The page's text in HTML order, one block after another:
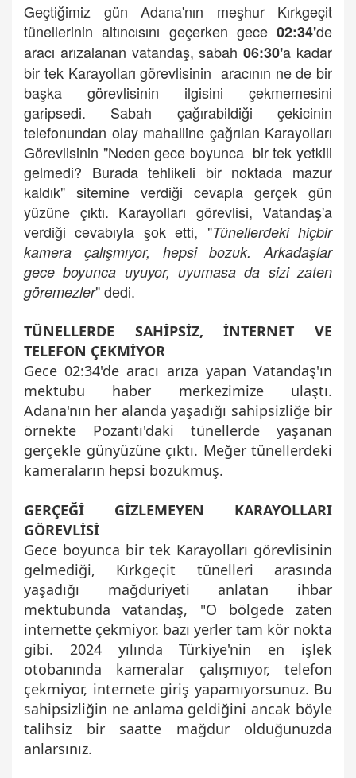
Geçtiğimiz gün Adana'nın meşhur Kırkgeçit
tünellerinin altıncısını geçerken gece 02:34'de
aracı arızalanan vatandaş, sabah06:30'a kadar
bir tek Karayolları görevlisinin aracının ne de bir
başka görevlisinin ilgisini çekmemesini
garipsedi. Sabah çağırabildiği çekicinin
telefonundan olay mahalline çağrılan Karayolları
Görevlisinin "Neden gece boyunca bir tek yetkili
gelmedi? Burada tehlikeli bir noktada mazur
kaldık" sitemine verdiği cevapla gerçek gün
yüzüne çıktı. Karayolları görevlisi, Vatandaş'a
verdiği cevabıyla şok etti, "Tünellerdeki hiçbir
kamera çalışmıyor, hepsi bozuk. Arkadaşlar
gece boyunca uyuyor, uyumasa da sizi zaten
göremezler" dedi.
TÜNELLERDE SAHİPSİZ, İNTERNET VE
TELEFON ÇEKMİYOR
Gece 02:34'de aracı arıza yapan Vatandaş'ın
mektubu haber merkezimize ulaştı.
Adana'nın her alanda yaşadığı sahipsizliğe bir
örnekte Pozantı'daki tünellerde yaşanan
gerçekle günyüzüne çıktı. Meğer tünellerdeki
kameraların hepsi bozukmuş.
GERÇEĞİ GİZLEMEYEN KARAYOLLARI
GÖREVLİSİ
Gece boyunca bir tek Karayolları görevlisinin
gelmediği, Kırkgeçit tünelleri arasında
yaşadığı mağduriyeti anlatan ihbar
mektubunda vatandaş, "O bölgede zaten
internette çekmiyor. bazı yerler tam kör nokta
gibi. 2024 yılında Türkiye'nin en işlek
otobanında kameralar çalışmıyor, telefon
çekmiyor, internete giriş yapamıyorsunuz. Bu
sahipsizliğin ne anlama geldiğini ancak böyle
talihsiz bir saatte mağdur olduğunuzda
anlarsınız.